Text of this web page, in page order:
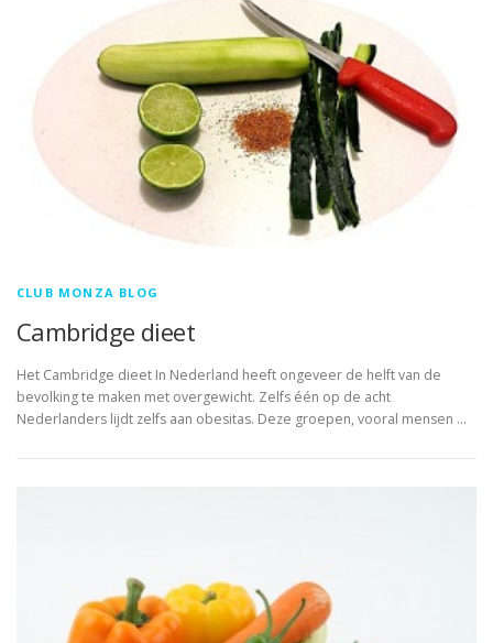
CLUB MONZA BLOG
Cambridge dieet
Het Cambridge dieet In Nederland heeft ongeveer de helft van de
bevolking te maken met overgewicht. Zelfs één op de acht
Nederlanders lijdt zelfs aan obesitas. Deze groepen, vooral mensen …